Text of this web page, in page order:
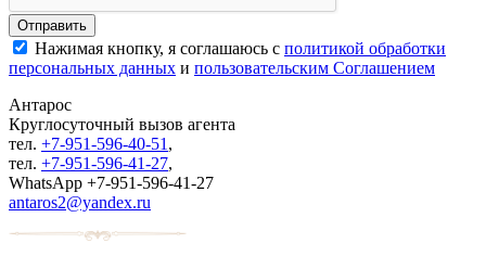
Нажимая кнопку, я соглашаюсь с политикой обработки
персональных данных и пользовательским Соглашением
Антарос
Круглосуточный вызов агента
тел. +7-951-596-40-51 ,
тел. +7-951-596-41-27,
WhatsApp +7-951-596-41-27
antaros2@yandex.ru